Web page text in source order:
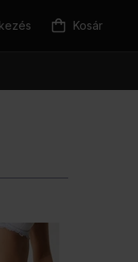
Kosár